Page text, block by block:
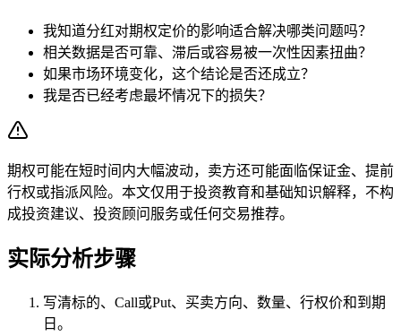
我知道分红对期权定价的影响适合解决哪类问题吗？
相关数据是否可靠、滞后或容易被一次性因素扭曲？
如果市场环境变化，这个结论是否还成立？
我是否已经考虑最坏情况下的损失？
期权可能在短时间内大幅波动，卖方还可能面临保证金、提前
行权或指派风险。本文仅用于投资教育和基础知识解释，不构
成投资建议、投资顾问服务或任何交易推荐。
实际分析步骤
写清标的、Call或Put、买卖方向、数量、行权价和到期
日。